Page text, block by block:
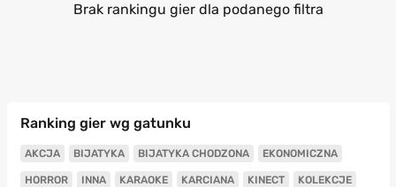
Brak rankingu gier dla podanego filtra
Ranking gier wg gatunku
AKCJA BIJATYKA BIJATYKA CHODZONA EKONOMICZNA
HORROR INNA KARAOKE KARCIANA KINECT KOLEKCJE